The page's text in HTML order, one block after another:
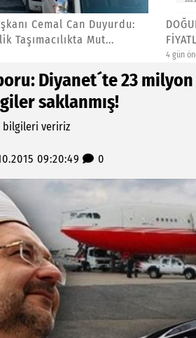
Can Duyurdu:
Mut...
FİYATLARI
Diyanet´te 23
saklanmış!
bilgileri veririz
09:20:49 0